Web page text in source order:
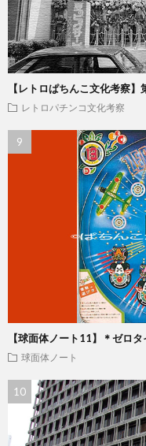
【レトロぱちんこ文化考察
レトロパチンコ文化考察
【球面体ノート11】＊ゼロ
球面体ノート